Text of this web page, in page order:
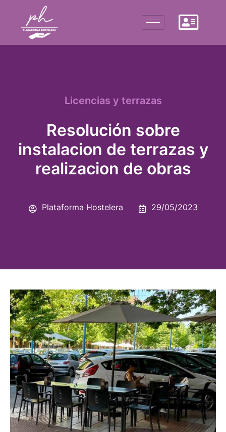
Licencias y terrazas
Resolución sobre
instalacion de terrazas y
realizacion de obras
Plataforma Hostelera 29/05/2023